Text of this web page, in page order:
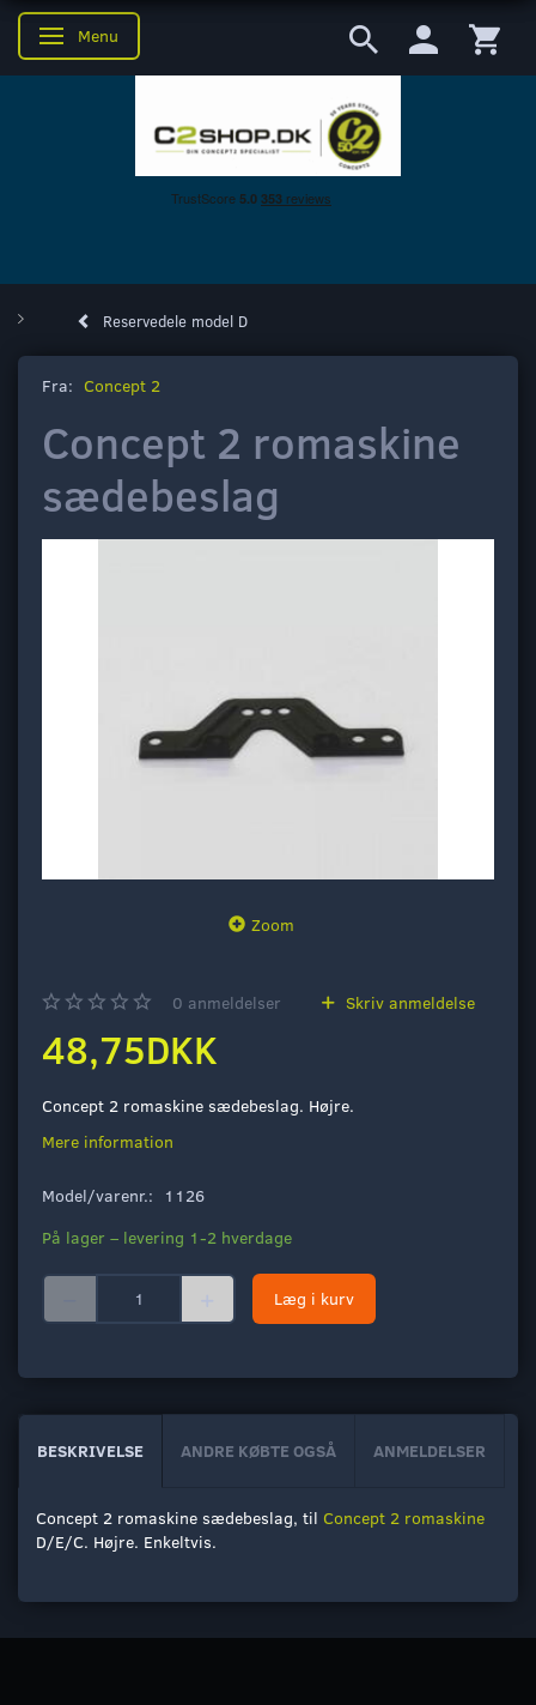
Skifte navigation
Menu
Reservedele model D
Fra: Concept 2
Concept 2 romaskine
sædebeslag
Zoom
0 anmeldelser Skriv anmeldelse
48,75DKK
Concept 2 romaskine sædebeslag. Højre.
Mere information
Model/varenr.:
1126
På lager – levering 1-2 hverdage
Læg i kurv
BESKRIVELSE ANDRE KØBTE OGSÅ ANMELDELSER
Concept 2 romaskine sædebeslag, til Concept 2 romaskine
D/E/C. Højre. Enkeltvis.